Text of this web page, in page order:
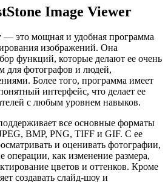
Image Viewer
— это мощная и удобная программа
изображений. Она
функций, которые делают ее очень
для фотографов и людей,
Более того, программа имеет
интерфейс, что делает ее
с любым уровнем навыков.
все основные форматы
BMP, PNG, TIFF и GIF. С ее
и оценивать фотографии,
операции, как изменение размера,
цветов и оттенков. Кроме
создавать слайд-шоу и